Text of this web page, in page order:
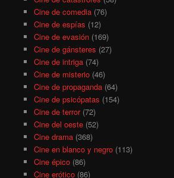
Cine de comedia(76)
Cine de espías (12)
Cine de evasión(169)
Cine de gánsteres (27)
Cine de intriga(74)
Cine de misterio(46)
Cine de propaganda(64)
Cine de psicópatas (154)
Cine de terror(72)
Cine del oeste(52)
Cine drama(368)
Cine en blanco y negro(113)
Cine épico(86)
Cine erótico(86)